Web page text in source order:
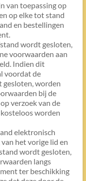
van toepassing op
op elke tot stand
en bestellingen
wordt gesloten,
voorwaarden aan
Indien dit
voordat de
worden
bij de
verzoek van de
worden
elektronisch
het vorige lid en
wordt gesloten,
langs
ter beschikking